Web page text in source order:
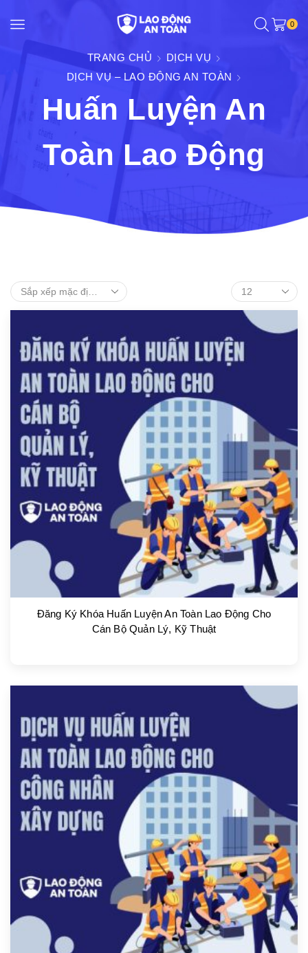
0
TRANG CHỦ
DỊCH VỤ
DỊCH VỤ – LAO ĐỘNG AN TOÀN
Huấn Luyện An
Toàn Lao Động
Đăng Ký Khóa Huấn Luyện An Toàn Lao Động Cho
Cán Bộ Quản Lý, Kỹ Thuật